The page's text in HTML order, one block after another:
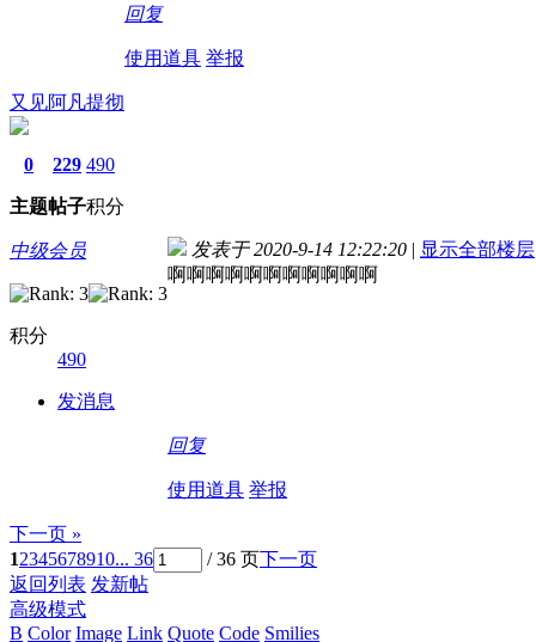
回复
使用道具 举报
又见阿凡提彻
0
主题
229
帖子
490
积分
中级会员
积分
490
发消息
发表于 2020-9-14 12:22:20 | 显示全部楼层
啊啊啊啊啊啊啊啊啊啊啊
回复
使用道具 举报
下一页 »
12345678910... 36 / 36 页下一页
返回列表 发新帖
高级模式
B Color Image Link Quote Code Smilies